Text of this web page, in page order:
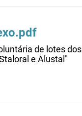
de lotes
e Alustal"